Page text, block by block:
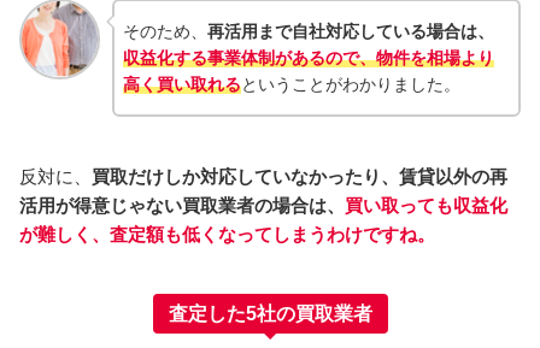
そのため、 再活用まで自社対応している場合は、
収益化する事業体制があるので、物件を相場より
高く買い取れるということがわかりました。
反対に、 買取だけしか対応していなかったり、賃貸以外の再
活用が得意じゃない買取業者の場合は、 買い取っても収益化
が難しく、査定額も低くなってしまうわけですね。
査定した5社の買取業者